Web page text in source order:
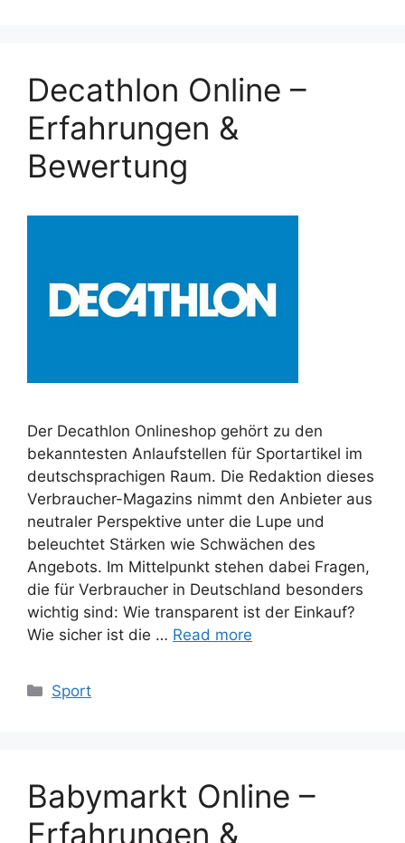
Decathlon Online –
Erfahrungen &
Bewertung
Der Decathlon Onlineshop gehört zu den
bekanntesten Anlaufstellen für Sportartikel im
deutschsprachigen Raum. Die Redaktion dieses
Verbraucher-Magazins nimmt den Anbieter aus
neutraler Perspektive unter die Lupe und
beleuchtet Stärken wie Schwächen des
Angebots. Im Mittelpunkt stehen dabei Fragen,
die für Verbraucher in Deutschland besonders
wichtig sind: Wie transparent ist der Einkauf?
Wie sicher ist die … Read more
Categories
Sport
Babymarkt Online –
Erfahrungen &